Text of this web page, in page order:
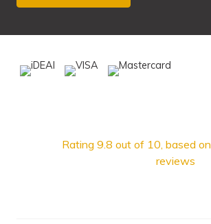
Rating 9.8 out of 10, based on
reviews